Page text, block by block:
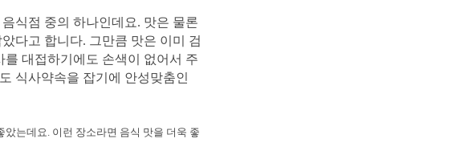
식점 중의 하나인데요. 맛은 물론
다고 합니다. 그만큼 맛은 이미 검
대접하기에도 손색이 없어서 주
식사약속을 잡기에 안성맞춤인
는데요. 이런 장소라면 음식 맛을 더욱 좋